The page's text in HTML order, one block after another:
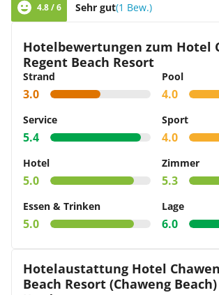
4.8 / 6 Sehr gut(1 Bew.)
Hotelbewertungen zum Hotel
Regent Beach Resort
Strand
3.0
Pool
4.0
Service
5.4
Sport
4.0
Hotel
5.0
Zimmer
5.3
Essen & Trinken
5.0
Lage
6.0
Hotelaustattung Hotel
Beach Resort (Chaweng Beach)